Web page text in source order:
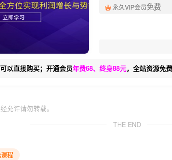
永久VIP会员免费
以直接购买；开通会员年费68、终身88元，全站资源免
允许请勿转载。
THE END
程